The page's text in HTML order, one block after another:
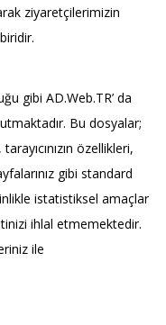
ziyaretçilerimizin
gibi AD.Web.TR’ da
Bu dosyalar;
özellikleri,
gibi standard
istatistiksel amaçlar
ihlal etmemektedir.
ile